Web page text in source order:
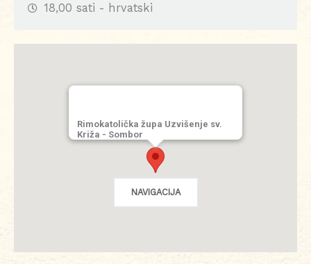
18,00 sati - hrvatski
Rimokatolička župa Uzvišenje sv.
Križa - Sombor
NAVIGACIJA